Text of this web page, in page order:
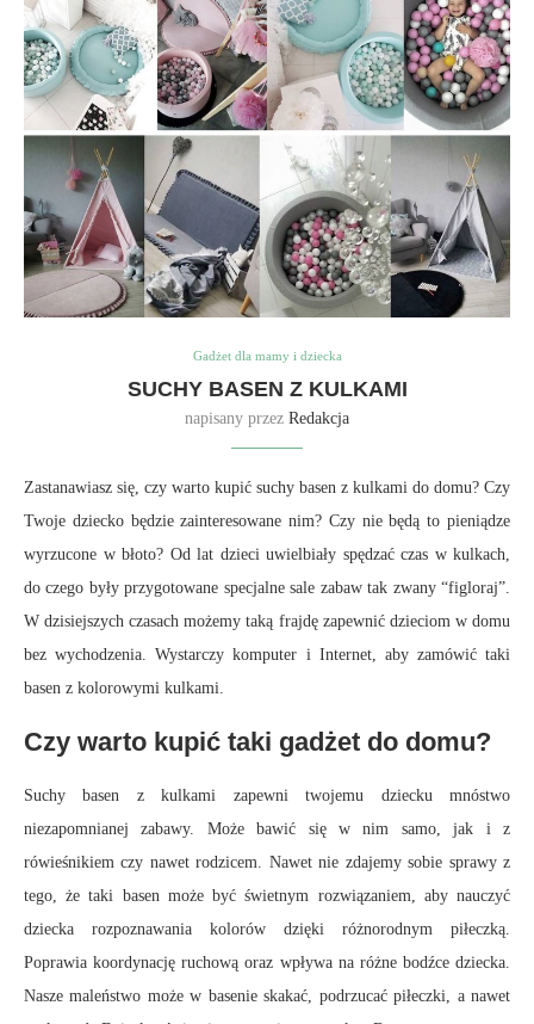
Gadżet dla mamy i dziecka
SUCHY BASEN Z KULKAMI
napisany przez Redakcja
Zastanawiasz się, czy warto kupić suchy basen z kulkami do domu? Czy
Twoje dziecko będzie zainteresowane nim? Czy nie będą to pieniądze
wyrzucone w błoto? Od lat dzieci uwielbiały spędzać czas w kulkach,
do czego były przygotowane specjalne sale zabaw tak zwany “figloraj”.
W dzisiejszych czasach możemy taką frajdę zapewnić dzieciom w domu
bez wychodzenia. Wystarczy komputer i Internet, aby zamówić taki
basen z kolorowymi kulkami.
Czy warto kupić taki gadżet do domu?
Suchy basen z kulkami zapewni twojemu dziecku mnóstwo
niezapomnianej zabawy. Może bawić się w nim samo, jak i z
rówieśnikiem czy nawet rodzicem. Nawet nie zdajemy sobie sprawy z
tego, że taki basen może być świetnym rozwiązaniem, aby nauczyć
dziecka rozpoznawania kolorów dzięki różnorodnym piłeczką.
Poprawia koordynację ruchową oraz wpływa na różne bodźce dziecka.
Nasze maleństwo może w basenie skakać, podrzucać piłeczki, a nawet